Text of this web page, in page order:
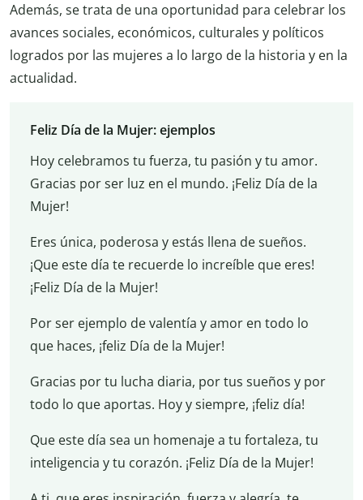
Además, se trata de una oportunidad para celebrar los
avances sociales, económicos, culturales y políticos
logrados por las mujeres a lo largo de la historia y en la
actualidad.
Feliz Día de la Mujer: ejemplos
Hoy celebramos tu fuerza, tu pasión y tu amor.
Gracias por ser luz en el mundo. ¡Feliz Día de la
Mujer!
Eres única, poderosa y estás llena de sueños.
¡Que este día te recuerde lo increíble que eres!
¡Feliz Día de la Mujer!
Por ser ejemplo de valentía y amor en todo lo
que haces, ¡feliz Día de la Mujer!
Gracias por tu lucha diaria, por tus sueños y por
todo lo que aportas. Hoy y siempre, ¡feliz día!
Que este día sea un homenaje a tu fortaleza, tu
inteligencia y tu corazón. ¡Feliz Día de la Mujer!